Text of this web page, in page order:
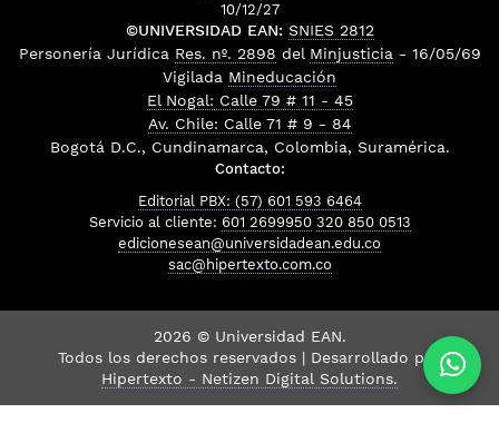
10/12/27
©UNIVERSIDAD EAN: SNIES 2812
Personería Jurídica Res. nº. 2898 del Minjusticia - 16/05/69
Vigilada Mineducación
El Nogal: Calle 79 # 11 - 45
Av. Chile: Calle 71 # 9 - 84
Bogotá D.C., Cundinamarca, Colombia, Suramérica.
Contacto:
Editorial PBX: (57) 601 593 6464
Servicio al cliente: 601 2699950 320 850 0513
edicionesean@universidadean.edu.co
sac@hipertexto.com.co
2026 © Universidad EAN.
Todos los derechos reservados | Desarrollado por
Hipertexto - Netizen Digital Solutions.